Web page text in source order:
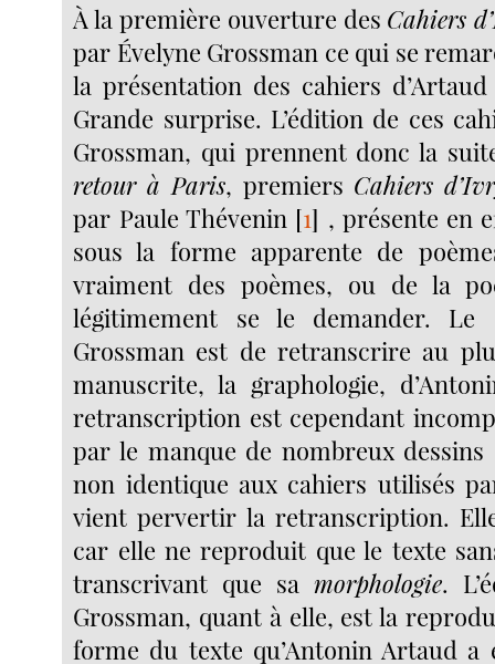
À la première ouverture des Cahiers
par Évelyne Grossman ce qui se
la présentation des cahiers
Grande surprise. L’édition de ces
Grossman, qui prennent donc la
retour à Paris, premiers Cahiers
par Paule Thévenin [1] , présente en
sous la forme apparente de
vraiment des poèmes, ou de la
légitimement se le demander. Le
Grossman est de retranscrire au
manuscrite, la graphologie,
retranscription est cependant
par le manque de nombreux
non identique aux cahiers utilisés
vient pervertir la retranscription.
car elle ne reproduit que le texte
transcrivant que samorphologie.
Grossman, quant à elle, est la
forme du texte qu’Antonin Artaud a